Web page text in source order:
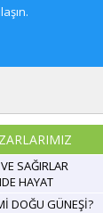
SAĞIRLAR
HAYAT
DOĞU GÜNEŞİ?